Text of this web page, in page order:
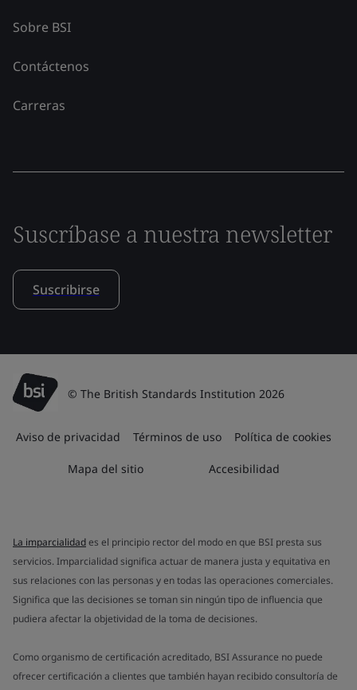
Sobre BSI
Contáctenos
Carreras
Suscríbase a nuestra newsletter
Suscribirse
© The British Standards Institution 2026
Aviso de privacidad Términos de uso Política de cookies
Mapa del sitio Accesibilidad
La imparcialidades el principio rector del modo en que BSI presta sus
servicios. Imparcialidad significa actuar de manera justa y equitativa en
sus relaciones con las personas y en todas las operaciones comerciales.
Significa que las decisiones se toman sin ningún tipo de influencia que
pudiera afectar la objetividad de la toma de decisiones.
Como organismo de certificación acreditado, BSI Assurance no puede
ofrecer certificación a clientes que también hayan recibido consultoría de